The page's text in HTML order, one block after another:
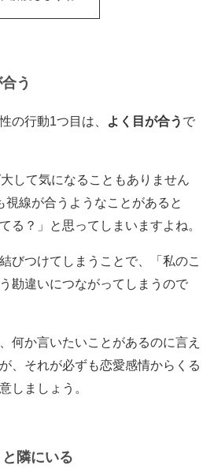
う
の行動1つ目は、 よく目が合う で
して気になることもありません
視線が合うようなことがあると
る？」と思ってしまいますよね。
びつけてしまうことで、「私のこ
勘違いにつながってしまうので
何か言いたいことがあるのに言え
、それが必ずも恋愛感情からくる
しましょう。
隣にいる